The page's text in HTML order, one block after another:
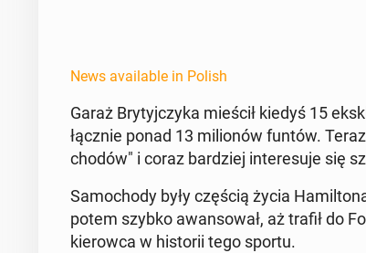
News available in Polish
Garaż Bry­tyjczy­ka mieścił kiedyś 15
łącznie ponad 13 mil­ionów funtów.
chodów" i coraz bardziej in­tere­su­je się
Samo­chody były częścią życia
potem szybko awan­sował, aż trafił do
kierow­ca w his­torii tego sportu.